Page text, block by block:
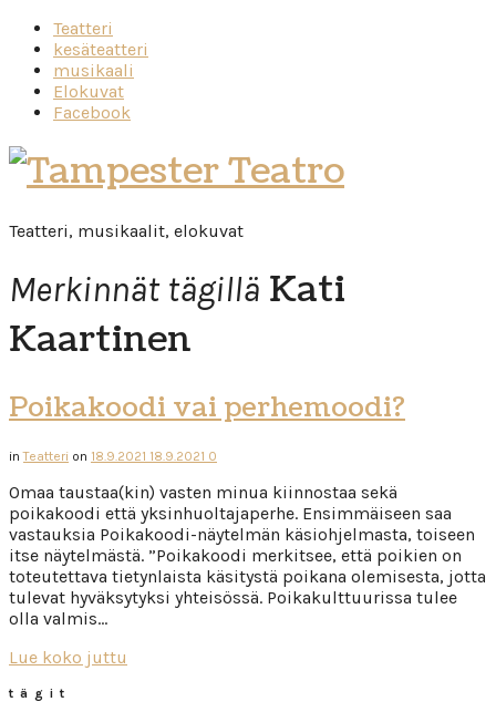
Teatteri
kesäteatteri
musikaali
Elokuvat
Facebook
Tampester
Teatro
Teatteri, musikaalit, elokuvat
Merkinnät tägillä Kati
Kaartinen
Poikakoodi vai perhemoodi?
inTeatteri on 18.9.2021 18.9.2021 0
Omaa taustaa(kin) vasten minua kiinnostaa sekä
poikakoodi että yksinhuoltajaperhe. Ensimmäiseen saa
vastauksia Poikakoodi-näytelmän käsiohjelmasta, toiseen
itse näytelmästä. ”Poikakoodi merkitsee, että poikien on
toteutettava tietynlaista käsitystä poikana olemisesta, jotta
tulevat hyväksytyksi yhteisössä. Poikakulttuurissa tulee
olla valmis…
Lue koko juttu
tägit